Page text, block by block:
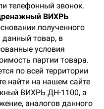
телефонный звонок.
ВИХРЬ
полученного
данный товар, в
условия
партии товара.
по всей территории
найти на нашем сайте
ВИХРЬ ДН-1100, а
аналогов данного